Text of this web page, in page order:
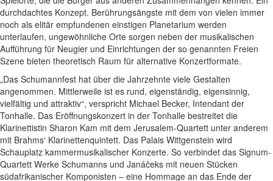
durchdachtes Konzept. Berührungsängste mit dem von vielen immer
noch als elitär empfundenen einstigen Planetarium werden
unterlaufen, ungewöhnliche Orte sorgen neben der musikalischen
Aufführung für Neugier und Einrichtungen der so genannten Freien
Szene bieten theoretisch Raum für alternative Konzertformate.
„Das Schumannfest hat über die Jahrzehnte viele Gestalten
angenommen. Mittlerweile ist es rund, eigenständig, eigensinnig,
vielfältig und attraktiv“, verspricht Michael Becker, Intendant der
Tonhalle. Das Eröffnungskonzert in der Tonhalle bestreitet die
Klarinettistin Sharon Kam mit dem Jerusalem-Quartett unter anderem
mit Brahms‘ Klarinettenquintett. Das Palais Wittgenstein wird
Schauplatz kammermusikalischer Konzerte. So verbindet das Signum-
Quartett Werke Schumanns und Janáčeks mit neuen Stücken
südafrikanischer Komponisten – eine Hommage an das Ende der